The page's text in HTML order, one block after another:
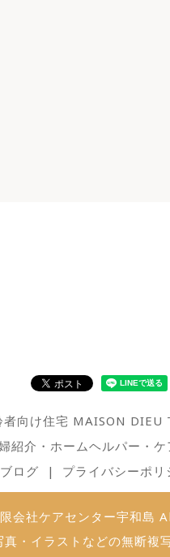
者向け住宅 MAISON DIEU
紹介・ホームヘルパー・
ブログ プライバシーポリ
会社ケアセンター宇和島
真・イラストなどの無断複